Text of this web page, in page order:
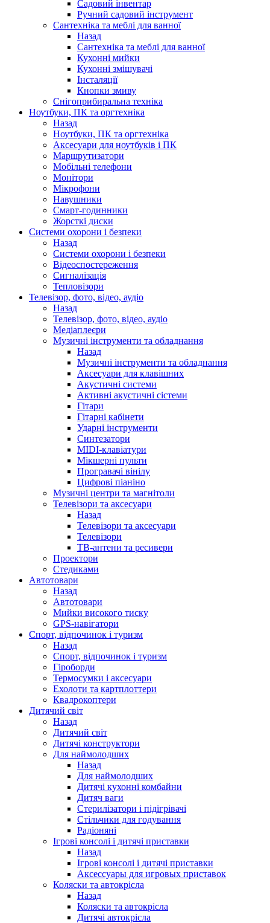
Садовий інвентар
Ручний садовий інструмент
Сантехніка та меблі для ванної
Назад
Сантехніка та меблі для ванної
Кухонні мийки
Кухонні змішувачі
Інсталяції
Кнопки змиву
Снігоприбиральна техніка
Ноутбуки, ПК та оргтехніка
Назад
Ноутбуки, ПК та оргтехніка
Аксесуари для ноутбуків і ПК
Маршрутизатори
Мобільні телефони
Монітори
Мікрофони
Навушники
Смарт-годинники
Жорсткі диски
Системи охорони і безпеки
Назад
Системи охорони і безпеки
Відеоспостереження
Сигналізація
Тепловізори
Телевізор, фото, відео, аудіо
Назад
Телевізор, фото, відео, аудіо
Медіаплеєри
Музичні інструменти та обладнання
Назад
Музичні інструменти та обладнання
Аксесуари для клавішних
Акустичні системи
Активні акустичні сістеми
Гітари
Гітарні кабінети
Ударні інструменти
Синтезатори
MIDI-клавіатури
Мікшерні пульти
Програвачі вінілу
Цифрові піаніно
Музичні центри та магнітоли
Телевізори та аксесуари
Назад
Телевізори та аксесуари
Телевізори
ТВ-антени та ресивери
Проектори
Стедиками
Автотовари
Назад
Автотовари
Мийки високого тиску
GPS-навігатори
Спорт, відпочинок і туризм
Назад
Спорт, відпочинок і туризм
Гіроборди
Термосумки і аксесуари
Ехолоти та картплоттери
Квадрокоптери
Дитячий світ
Назад
Дитячий світ
Дитячі конструктори
Для наймолодших
Назад
Для наймолодших
Дитячі кухонні комбайни
Дитяч ваги
Стерилізатори і підігрівачі
Стільчики для годування
Радіоняні
Ігрові консолі і дитячі приставки
Назад
Ігрові консолі і дитячі приставки
Аксессуары для игровых приставок
Коляски та автокрісла
Назад
Коляски та автокрісла
Дитячі автокрісла